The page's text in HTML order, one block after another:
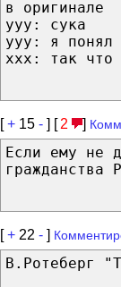
в оригинале
ууу: сука
ууу: я понял
ххх: так что
[+ 15 - ] [ 2 ]
Если ему не
гражданства
[+ 22 - ]
В.Ротеберг